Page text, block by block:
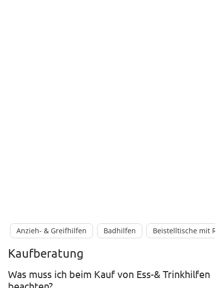
Anzieh- & Greifhilfen Badhilfen Beistelltische mit
Kaufberatung
Was muss ich beim Kauf von Ess-& Trinkhilfen